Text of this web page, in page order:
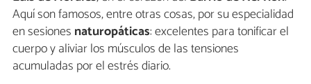
Aquí son famosos, entre otras cosas, por su especialidad
en sesiones naturopáticas: excelentes para tonificar el
cuerpo y aliviar los músculos de las tensiones
acumuladas por el estrés diario.